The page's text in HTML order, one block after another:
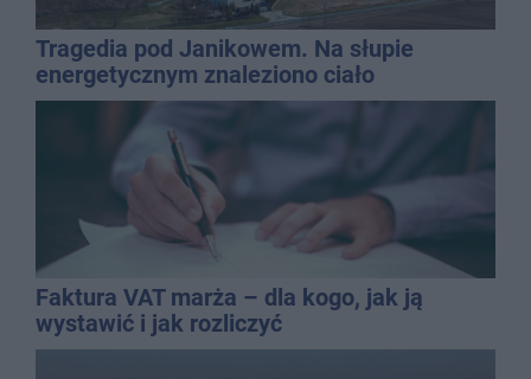
Tragedia pod Janikowem. Na słupie
energetycznym znaleziono ciało
mężczyzny
Faktura VAT marża – dla kogo, jak ją
wystawić i jak rozliczyć